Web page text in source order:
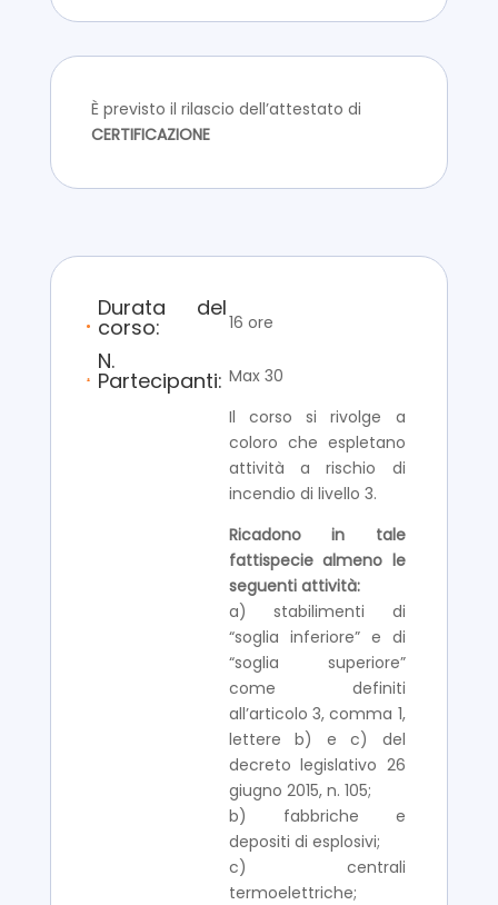
È previsto il rilascio dell’attestato di
CERTIFICAZIONE
Durata del
corso: 16 ore
N.
Partecipanti: Max 30
Il corso si rivolge a
coloro che espletano
attività a rischio di
incendio di livello 3.
Ricadono in tale
fattispecie almeno le
seguenti attività:
a) stabilimenti di
“soglia inferiore” e di
“soglia superiore”
come definiti
all’articolo 3, comma 1,
lettere b) e c) del
decreto legislativo 26
giugno 2015, n. 105;
b) fabbriche e
depositi di esplosivi;
c) centrali
termoelettriche;